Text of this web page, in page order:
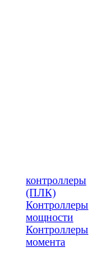
контроллеры
(ПЛК)
Контроллеры
мощности
Контроллеры
момента